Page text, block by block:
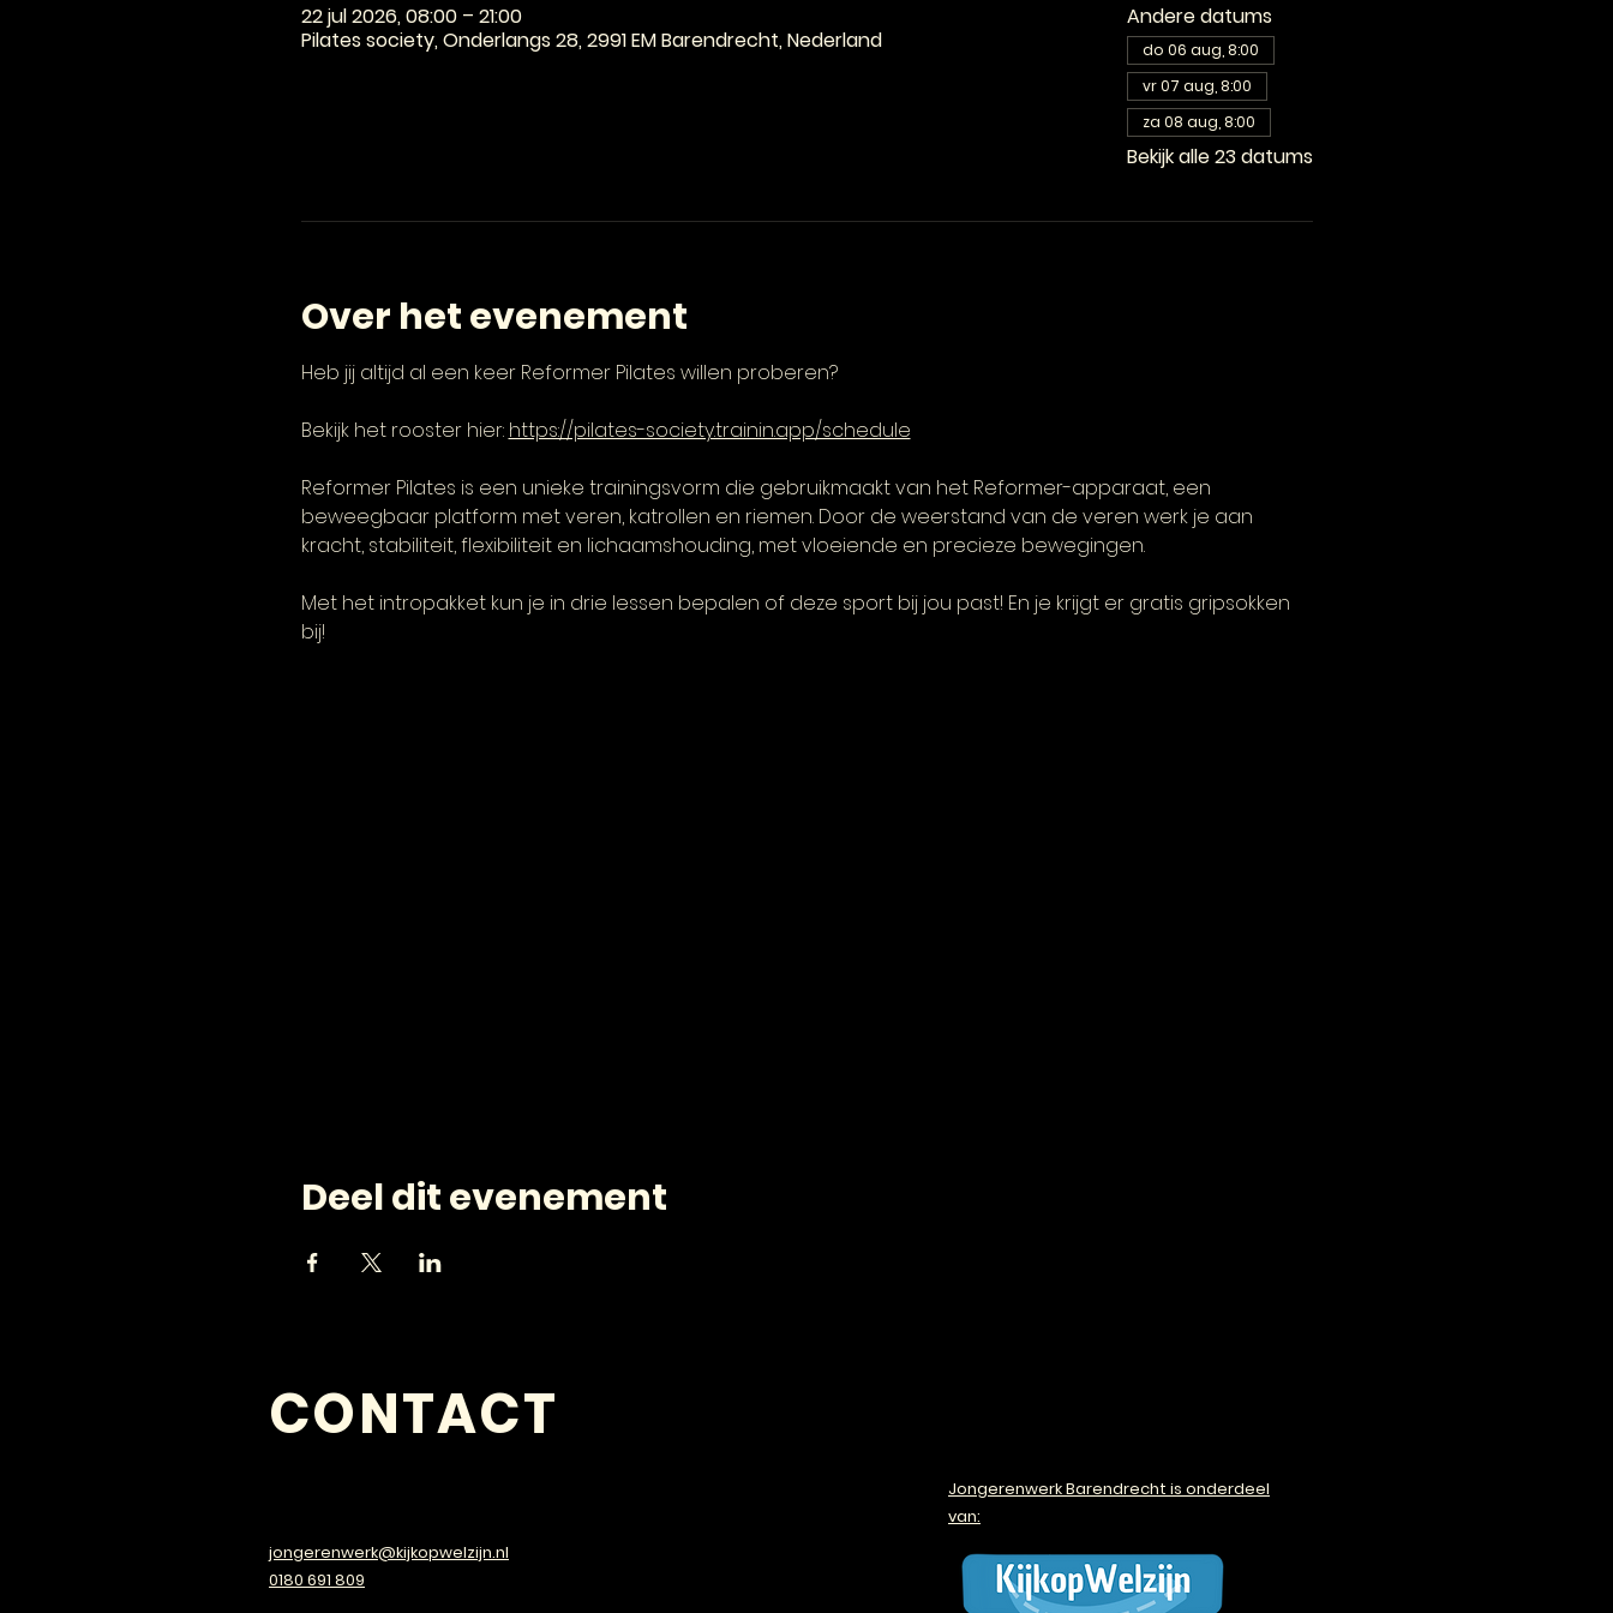
22 jul 2026, 08:00 – 21:00
Pilates society, Onderlangs 28, 2991 EM Barendrecht, Nederland
Andere datums
do 06 aug, 8:00
vr 07 aug, 8:00
za 08 aug, 8:00
Bekijk alle 23 datums
Over het evenement
Heb jij altijd al een keer Reformer Pilates willen proberen?
Bekijk het rooster hier: https://pilates-society.trainin.app/schedule
Reformer Pilates is een unieke trainingsvorm die gebruikmaakt van het Reformer-apparaat, een
beweegbaar platform met veren, katrollen en riemen. Door de weerstand van de veren werk je aan
kracht, stabiliteit, flexibiliteit en lichaamshouding, met vloeiende en precieze bewegingen.
Met het intropakket kun je in drie lessen bepalen of deze sport bij jou past! En je krijgt er gratis gripsokken
bij!
Deel dit evenement
jongerenwerk@kijkopwelzijn.nl
0180 691 809
Jongerenwerk Barendrecht is onderdeel
van:
CONTACT